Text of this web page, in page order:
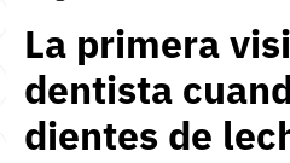
La primera
dentista
dientes de